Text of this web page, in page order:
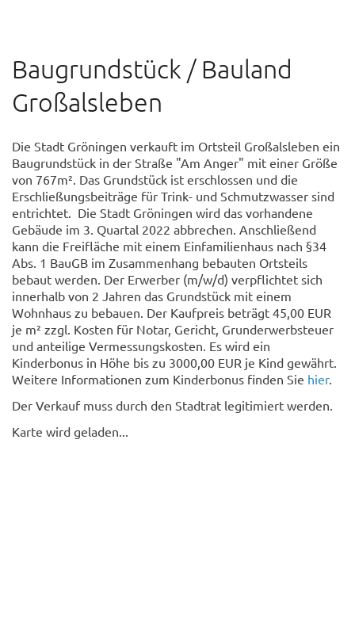
Baugrundstück / Bauland
Großalsleben
Die Stadt Gröningen verkauft im Ortsteil Großalsleben ein
Baugrundstück in der Straße "Am Anger" mit einer Größe
von 767m². Das Grundstück ist erschlossen und die
Erschließungsbeiträge für Trink- und Schmutzwasser sind
entrichtet. Die Stadt Gröningen wird das vorhandene
Gebäude im 3. Quartal 2022 abbrechen. Anschließend
kann die Freifläche mit einem Einfamilienhaus nach §34
Abs. 1 BauGB im Zusammenhang bebauten Ortsteils
bebaut werden. Der Erwerber (m/w/d) verpflichtet sich
innerhalb von 2 Jahren das Grundstück mit einem
Wohnhaus zu bebauen. Der Kaufpreis beträgt 45,00 EUR
je m² zzgl. Kosten für Notar, Gericht, Grunderwerbsteuer
und anteilige Vermessungskosten. Es wird ein
Kinderbonus in Höhe bis zu 3000,00 EUR je Kind gewährt.
Weitere Informationen zum Kinderbonus finden Sie hier.
Der Verkauf muss durch den Stadtrat legitimiert werden.
Karte wird geladen...